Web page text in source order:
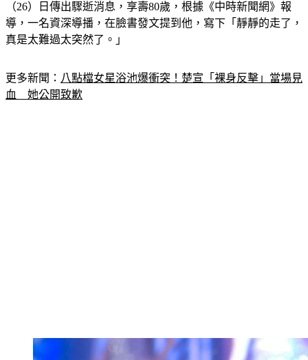
導，一名資深導播，在臉書發文提到他，寫下「靜靜的走了，
真是太難過太突然了。」
血　她公開致歉